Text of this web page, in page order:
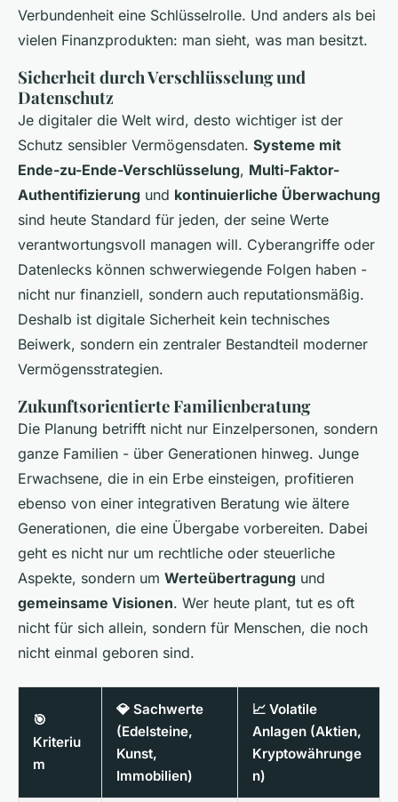
Verbundenheit eine Schlüsselrolle. Und anders als bei
vielen Finanzprodukten: man sieht, was man besitzt.
Sicherheit durch Verschlüsselung und
Datenschutz
Je digitaler die Welt wird, desto wichtiger ist der
Schutz sensibler Vermögensdaten. Systeme mit
Ende-zu-Ende-Verschlüsselung, Multi-Faktor-
Authentifizierung und kontinuierliche Überwachung
sind heute Standard für jeden, der seine Werte
verantwortungsvoll managen will. Cyberangriffe oder
Datenlecks können schwerwiegende Folgen haben -
nicht nur finanziell, sondern auch reputationsmäßig.
Deshalb ist digitale Sicherheit kein technisches
Beiwerk, sondern ein zentraler Bestandteil moderner
Vermögensstrategien.
Zukunftsorientierte Familienberatung
Die Planung betrifft nicht nur Einzelpersonen, sondern
ganze Familien - über Generationen hinweg. Junge
Erwachsene, die in ein Erbe einsteigen, profitieren
ebenso von einer integrativen Beratung wie ältere
Generationen, die eine Übergabe vorbereiten. Dabei
geht es nicht nur um rechtliche oder steuerliche
Aspekte, sondern um Werteübertragung und
gemeinsame Visionen. Wer heute plant, tut es oft
nicht für sich allein, sondern für Menschen, die noch
nicht einmal geboren sind.
🎯
Kriteriu
m
💎 Sachwerte
(Edelsteine,
Kunst,
Immobilien)
📈 Volatile
Anlagen (Aktien,
Kryptowährunge
n)